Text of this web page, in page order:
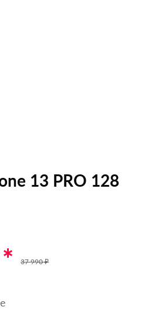
13 PRO 128
37 990 ₽